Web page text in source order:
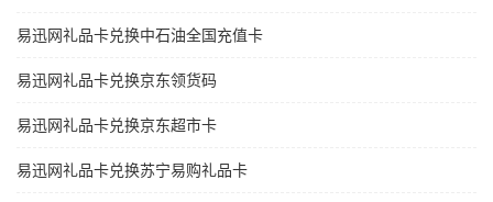
易迅网礼品卡兑换中石油全国充值卡
易迅网礼品卡兑换京东领货码
易迅网礼品卡兑换京东超市卡
易迅网礼品卡兑换苏宁易购礼品卡